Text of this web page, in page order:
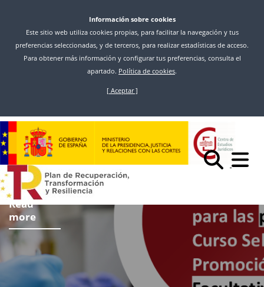
main
Información sobre cookies
Este sitio web utiliza cookies propias, para facilitar la navegación y tus
preferencias seleccionadas, y de terceros, para realizar estadísticas de acceso.
Para obtener más información y configurar tus preferencias, consulta el
apartado. Política de cookies.
[ Aceptar ]
Read
more